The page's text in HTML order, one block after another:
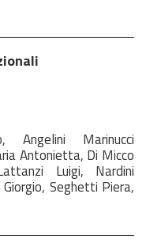
Angelini Marinucci
Antonietta, Di Micco
Luigi, Nardini
Seghetti Piera,